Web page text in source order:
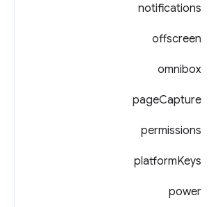
notifications
offscreen
omnibox
pageCapture
permissions
platformKeys
power